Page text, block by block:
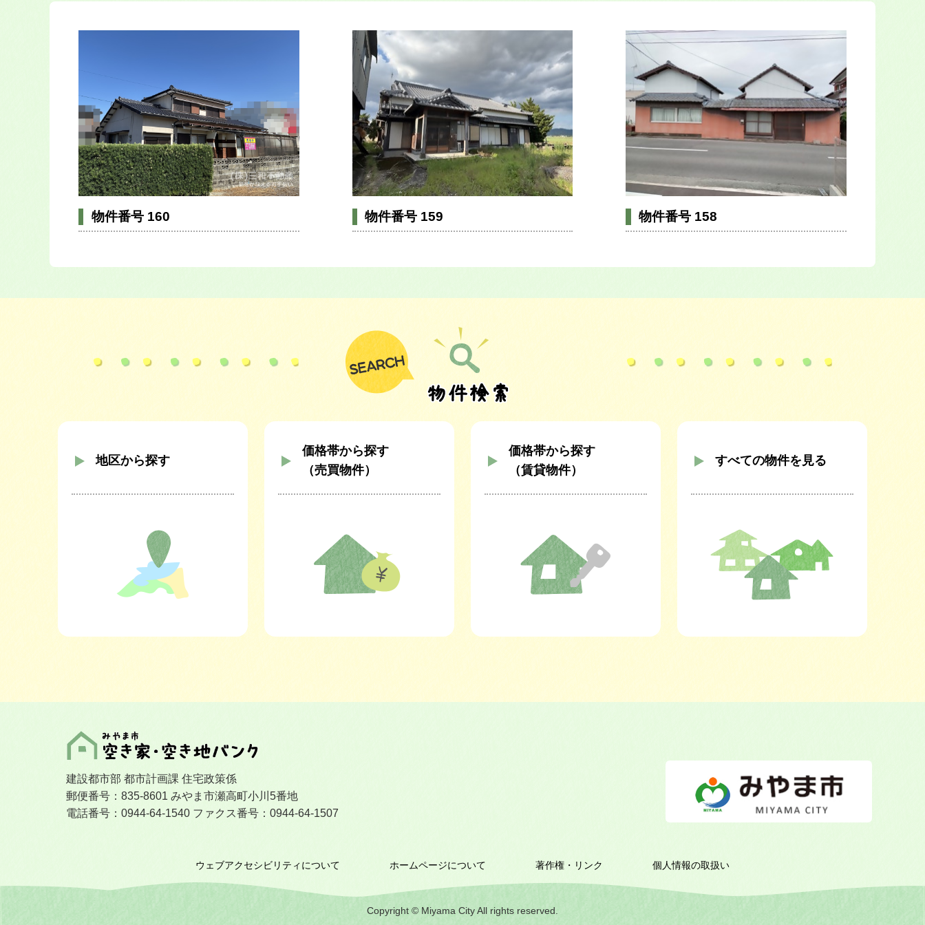
物件番号 160 物件番号 159 物件番号 158
地区から探す
価格帯から探す
（売買物件）
価格帯から探す
（賃貸物件）
すべての物件を見る
建設都市部 都市計画課 住宅政策係
郵便番号：835-8601 みやま市瀬高町小川5番地
電話番号：0944-64-1540 ファクス番号：0944-64-1507
ウェブアクセシビリティについて ホームページについて 著作権・リンク 個人情報の取扱い
Copyright © Miyama City All rights reserved.